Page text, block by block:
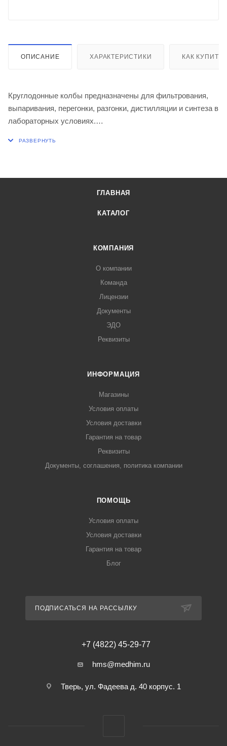
ОПИСАНИЕ ХАРАКТЕРИСТИКИ КАК КУПИТЬ
Круглодонные колбы предназначены для фильтрования,
выпаривания, перегонки, разгонки, дистилляции и синтеза в
лабораторных условиях.
ГЛАВНАЯ
КАТАЛОГ
КОМПАНИЯ
О компании
Команда
Лицензии
Документы
ЭДО
Реквизиты
ИНФОРМАЦИЯ
Магазины
Условия оплаты
Условия доставки
Гарантия на товар
Реквизиты
Документы, соглашения, политика компании
ПОМОЩЬ
Условия оплаты
Условия доставки
Гарантия на товар
Блог
ПОДПИСАТЬСЯ НА РАССЫЛКУ
+7 (4822) 45-29-77
hms@medhim.ru
Тверь, ул. Фадеева д. 40 корпус. 1